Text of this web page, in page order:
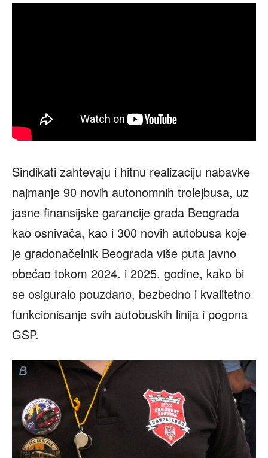
Sindikati zahtevaju i hitnu realizaciju nabavke
najmanje 90 novih autonomnih trolejbusa, uz
jasne finansijske garancije grada Beograda
kao osnivača, kao i 300 novih autobusa koje
je gradonačelnik Beograda više puta javno
obećao tokom 2024. i 2025. godine, kako bi
se osiguralo pouzdano, bezbedno i kvalitetno
funkcionisanje svih autobuskih linija i pogona
GSP.